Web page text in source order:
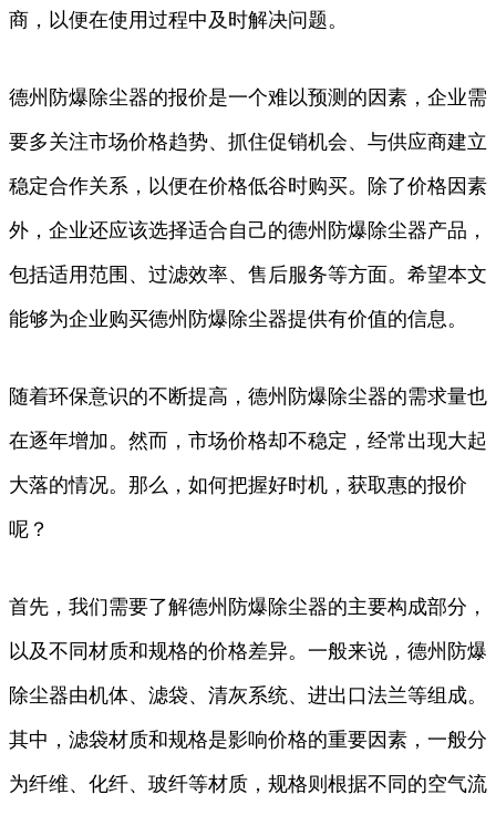
商，以便在使用过程中及时解决问题。
德州防爆除尘器的报价是一个难以预测的因素，企业需
要多关注市场价格趋势、抓住促销机会、与供应商建立
稳定合作关系，以便在价格低谷时购买。除了价格因素
外，企业还应该选择适合自己的德州防爆除尘器产品，
包括适用范围、过滤效率、售后服务等方面。希望本文
能够为企业购买德州防爆除尘器提供有价值的信息。
随着环保意识的不断提高，德州防爆除尘器的需求量也
在逐年增加。然而，市场价格却不稳定，经常出现大起
大落的情况。那么，如何把握好时机，获取惠的报价
呢？
首先，我们需要了解德州防爆除尘器的主要构成部分，
以及不同材质和规格的价格差异。一般来说，德州防爆
除尘器由机体、滤袋、清灰系统、进出口法兰等组成。
其中，滤袋材质和规格是影响价格的重要因素，一般分
为纤维、化纤、玻纤等材质，规格则根据不同的空气流